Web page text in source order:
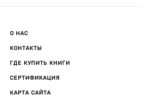
О НАС
КОНТАКТЫ
ГДЕ КУПИТЬ КНИГИ
СЕРТИФИКАЦИЯ
КАРТА САЙТА